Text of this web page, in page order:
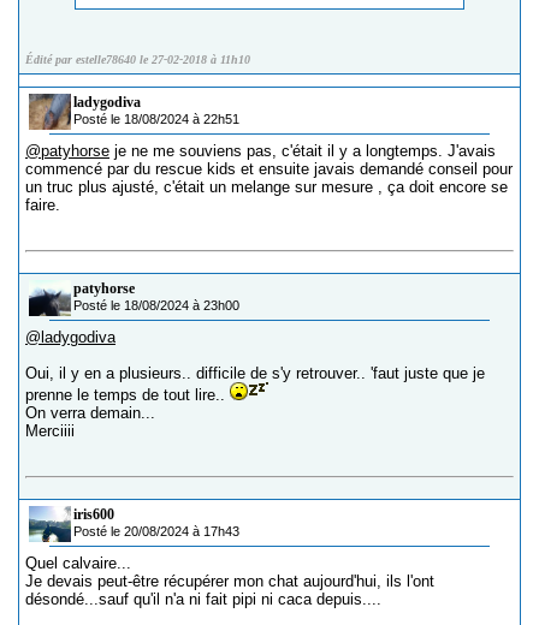
Édité par estelle78640 le 27-02-2018 à 11h10
ladygodiva
Posté le 18/08/2024 à 22h51
@patyhorse je ne me souviens pas, c'était il y a longtemps. J'avais
commencé par du rescue kids et ensuite javais demandé conseil pour
un truc plus ajusté, c'était un melange sur mesure , ça doit encore se
faire.
patyhorse
Posté le 18/08/2024 à 23h00
@ladygodiva
Oui, il y en a plusieurs.. difficile de s'y retrouver.. 'faut juste que je
prenne le temps de tout lire..
On verra demain...
Merciiii
iris600
Posté le 20/08/2024 à 17h43
Quel calvaire...
Je devais peut-être récupérer mon chat aujourd'hui, ils l'ont
désondé...sauf qu'il n'a ni fait pipi ni caca depuis....